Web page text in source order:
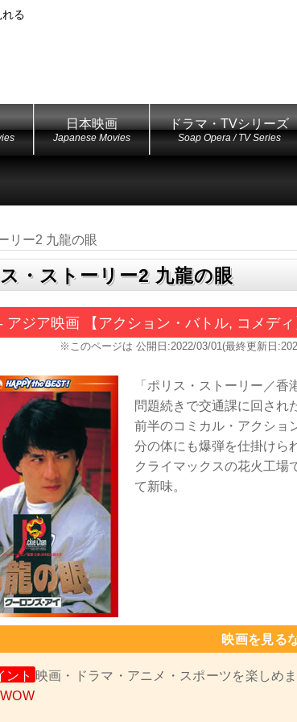
る
日本映画
Japanese Movies
ドラマ・TVシリーズ
Soap Opera / TV Series
リー2 九龍の眼
・ストーリー2 九龍の眼
アジア映画 【アクション・バトル, コメディ
※このページは 公開日:2022/03/01(最終更新日
「ポリス・ストーリー／香
問題続きで交通課に回され
前半のコミカル・アクショ
分の体にも爆弾を仕掛けら
クライマックスの花火工場
て新味。
映画を見る
ント 映画・ドラマ・アニメ・スポーツを楽しめま